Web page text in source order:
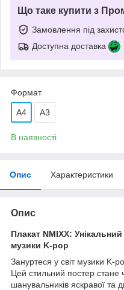
Що таке купити з
Замовлення під
Доступна доставка
Формат
A4 А3
В наявності
Опис Характеристики
Опис
Плакат NMIXX:
музики K-pop
Зануртеся у світ музики K-
Цей стильний постер стане
шанувальників яскравої та